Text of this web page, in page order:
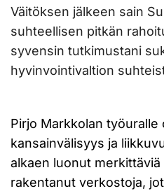
Väitöksen jälkeen sain
suhteellisen pitkän
syvensin tutkimustani
hyvinvointivaltion
Pirjo Markkolan työuralle
kansainvälisyys ja
alkaen luonut
rakentanut verkostoja,